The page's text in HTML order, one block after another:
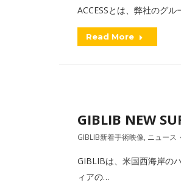
ACCESSとは、弊社のグ
Read More
GIBLIB NEW
GIBLIB新着手術映像, ニュース
GIBLIBは、米国西海岸の
ィアの…